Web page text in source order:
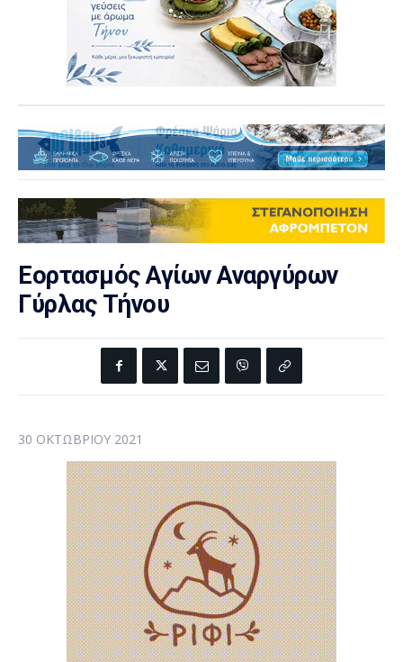
Εορτασμός Αγίων Αναργύρων
Γύρλας Τήνου
30 ΟΚΤΩΒΡΊΟΥ 2021